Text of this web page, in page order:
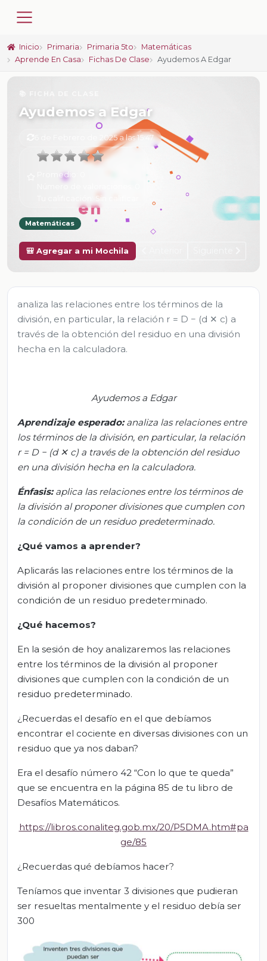
Inicio Primaria Primaria 5to
Matemáticas
Aprende En Casa
Fichas De Clase Ayudemos A Edgar
Ayudemos a Edgar
6 de Febrero de 2025 a las 15:47
Promedio:
Sin calificar
Matemáticas
🎒 Agregar a mi Mochila
analiza las relaciones entre los términos de la
división, en particular, la relación r = D − (d ✕ c) a
través de la obtención del residuo en una división
hecha en la calculadora.
Ayudemos a Edgar
Aprendizaje esperado: analiza las relaciones entre
los términos de la división, en particular, la relación
r = D − (d ✕ c) a través de la obtención del residuo
en una división hecha en la calculadora.
Énfasis: aplica las relaciones entre los términos de
la división al proponer divisiones que cumplen con
la condición de un residuo predeterminado.
¿Qué vamos a aprender?
Aplicarás las relaciones entre los términos de la
división al proponer divisiones que cumplen con la
condición de un residuo predeterminado.
¿Qué hacemos?
En la sesión de hoy analizaremos las relaciones
entre los términos de la división al proponer
divisiones que cumplen con la condición de un
residuo predeterminado.
¿Recuerdas el desafío en el que debíamos
encontrar el cociente en diversas divisiones con un
residuo que ya nos daban?
Era el desafío número 42 “Con lo que te queda”
que se encuentra en la página 85 de tu libro de
Desafíos Matemáticos.
https://libros.conaliteg.gob.mx/20/P5DMA.htm#pa
ge/85
¿Recuerdas qué debíamos hacer?
Teníamos que inventar 3 divisiones que pudieran
ser resueltas mentalmente y el residuo debía ser
300